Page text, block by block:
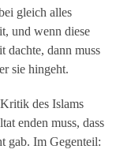
gleich alles
und wenn diese
dachte, dann muss
sie hingeht.
des Islams
enden muss, dass
gab. Im Gegenteil: